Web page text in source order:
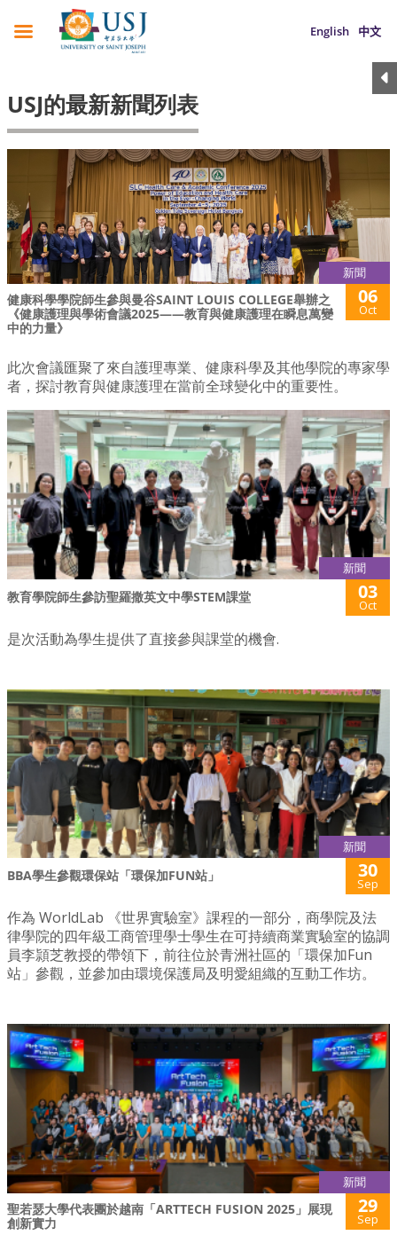
English 中文
USJ的最新新聞列表
新聞
健康科學學院師生參與曼谷SAINT LOUIS COLLEGE舉辦之
《健康護理與學術會議2025——教育與健康護理在瞬息萬變
中的力量》
06
Oct
此次會議匯聚了來自護理專業、健康科學及其他學院的專家學
者，探討教育與健康護理在當前全球變化中的重要性。
新聞
教育學院師生參訪聖羅撒英文中學STEM課堂 03
Oct
是次活動為學生提供了直接參與課堂的機會.
新聞
BBA學生參觀環保站「環保加FUN站」 30
Sep
作為 WorldLab 《世界實驗室》課程的一部分，商學院及法
律學院的四年級工商管理學士學生在可持續商業實驗室的協調
員李頴芝教授的帶領下，前往位於青洲社區的「環保加Fun
站」參觀，並參加由環境保護局及明愛組織的互動工作坊。
新聞
聖若瑟大學代表團於越南「ARTTECH FUSION 2025」展現
創新實力
29
Sep